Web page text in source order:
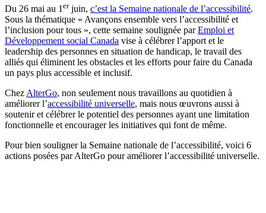
Du 26 mai au 1 erjuin, c’est la Semaine nationale de l’accessibilité.
Sous la thématique « Avançons ensemble vers l’accessibilité et
l’inclusion pour tous », cette semaine soulignée parEmploi et
Développement social Canada vise à célébrer l’apport et le
leadership des personnes en situation de handicap, le travail des
alliés qui éliminent les obstacles et les efforts pour faire du Canada
un pays plus accessible et inclusif.
Chez AlterGo, non seulement nous travaillons au quotidien à
améliorer l’accessibilité universelle, mais nous œuvrons aussi à
soutenir et célébrer le potentiel des personnes ayant une limitation
fonctionnelle et encourager les initiatives qui font de même.
Pour bien souligner la Semaine nationale de l’accessibilité, voici 6
actions posées par AlterGo pour améliorer l’accessibilité universelle.